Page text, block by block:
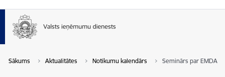
Sākums Aktualitātes Notikumu kalendārs Seminārs par EMDAS